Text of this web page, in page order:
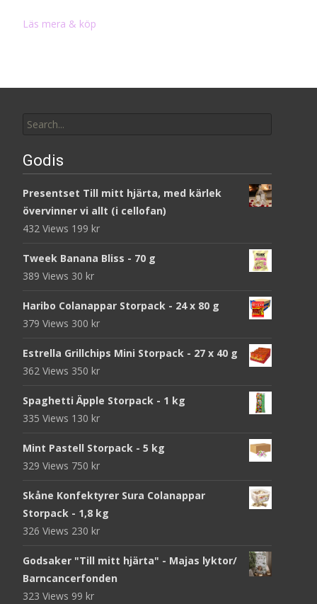
Läs mera & köp
for:
Godis
Presentset Till mitt hjärta, med kärlek
övervinner vi allt (i cellofan)
432 Views 199 kr
Tweek Banana Bliss - 70 g
389 Views 30 kr
Haribo Colanappar Storpack - 24 x 80 g
379 Views 300 kr
Estrella Grillchips Mini Storpack - 27 x 40 g
362 Views 350 kr
Spaghetti Äpple Storpack - 1 kg
335 Views 130 kr
Mint Pastell Storpack - 5 kg
329 Views 750 kr
Skåne Konfektyrer Sura Colanappar
Storpack - 1,8 kg
326 Views 230 kr
Godsaker "Till mitt hjärta" - Majas lyktor/
Barncancerfonden
323 Views 99 kr